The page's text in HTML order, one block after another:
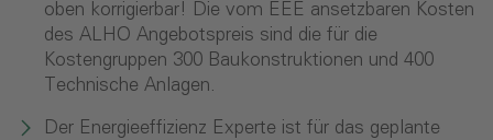
oben korrigierbar! Die vom EEE ansetzbaren Kosten
des ALHO Angebotspreis sind die für die
Kostengruppen 300 Baukonstruktionen und 400
Technische Anlagen.
Der Energieeffizienz Experte ist für das geplante